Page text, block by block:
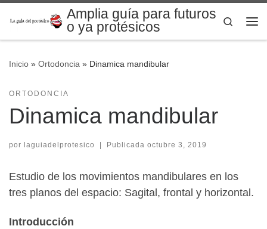
Saltar al contenidoAmplia guía para futuros
o ya protésicos
Search
Inicio » Ortodoncia » Dinamica mandibular
ORTODONCIA
Dinamica mandibular
por laguiadelprotesico | Publicada octubre 3, 2019
Estudio de los movimientos mandibulares en los
tres planos del espacio: Sagital, frontal y horizontal.
Introducción